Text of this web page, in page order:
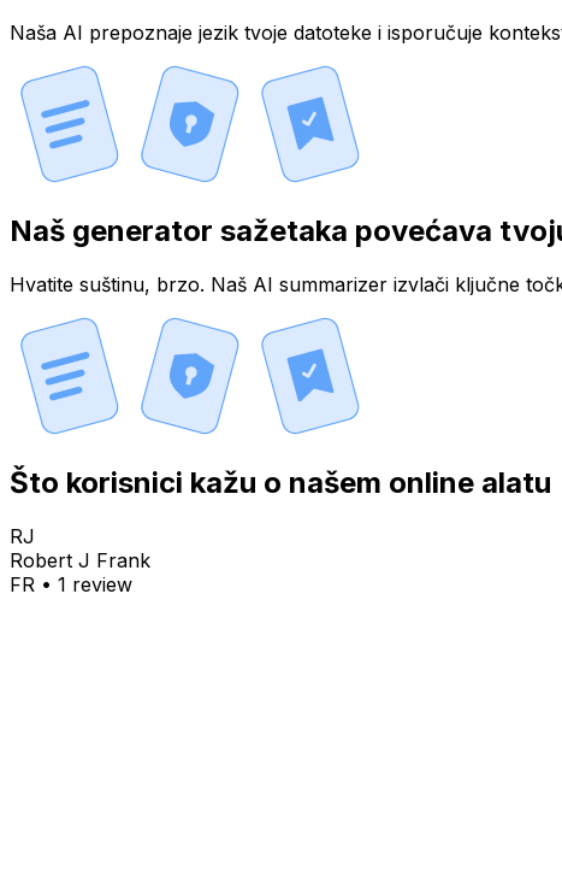
Naša AI prepoznaje jezik tvoje datoteke i isporučuje
Naš generator sažetaka povećava
Hvatite suštinu, brzo. Naš AI summarizer izvlači ključne
Što korisnici kažu o našem online alatu
RJ
Robert J Frank
FR • 1 review